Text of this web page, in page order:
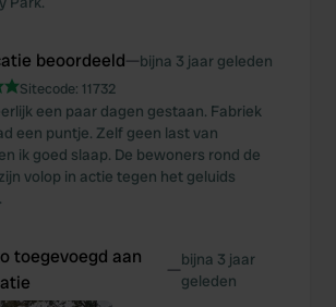
beoordeeld—bijna 3 jaar geleden
Sitecode: 11732
een paar dagen gestaan. Fabriek
een puntje. Zelf geen last van
ik goed slaap. De bewoners rond de
volop in actie tegen het geluids
toegevoegd aan
—bijna 3 jaar
geleden